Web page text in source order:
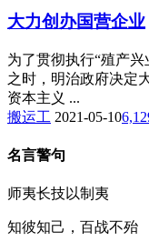
大力创办国营企业
为了贯彻执行“殖产
之时，明治政府决定
资本主义 ...
搬运工 2021-05-10
名言警句
师夷长技以制夷
知彼知己，百战不殆